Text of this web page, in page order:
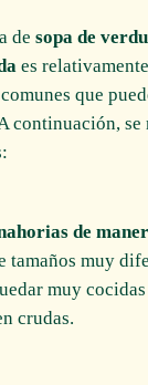
desopa de
es
que
continuación, se
de
tamaños muy
muy
crudas.